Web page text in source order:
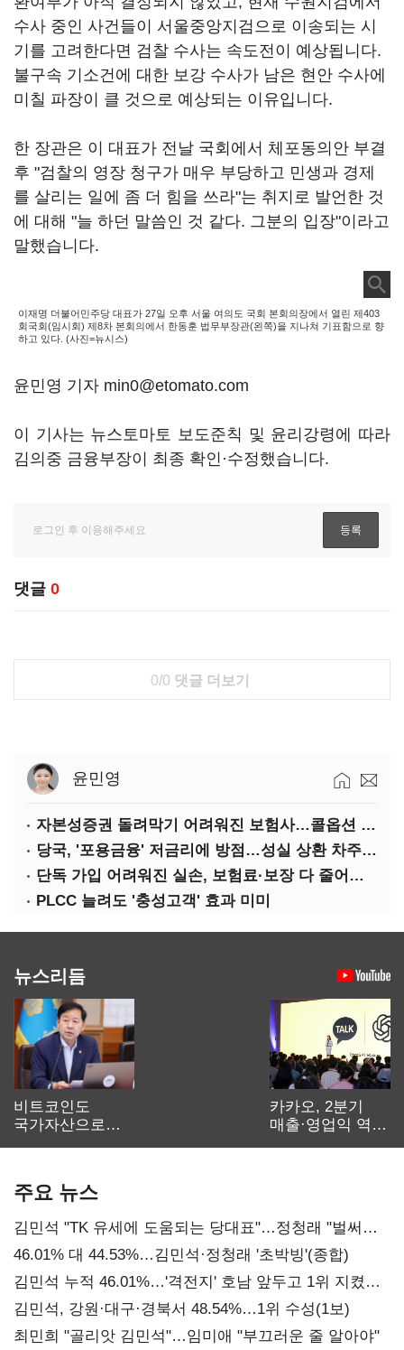
수사 중인 사건들이 서울중앙지검으로 이송되는 시
기를 고려한다면 검찰 수사는 속도전이 예상됩니다.
불구속 기소건에 대한 보강 수사가 남은 현안 수사에
미칠 파장이 클 것으로 예상되는 이유입니다.
한 장관은 이 대표가 전날 국회에서 체포동의안 부결
후 "검찰의 영장 청구가 매우 부당하고 민생과 경제
를 살리는 일에 좀 더 힘을 쓰라"는 취지로 발언한 것
에 대해 "늘 하던 말씀인 것 같다. 그분의 입장"이라고
말했습니다.
이재명 더불어민주당 대표가 27일 오후 서울 여의도 국회 본회의장에서 열린 제403
회국회(임시회) 제8차 본회의에서 한동훈 법무부장관(왼쪽)을 지나쳐 기표함으로 향
하고 있다. (사진=뉴시스)
윤민영 기자 min0@etomato.com
이 기사는 뉴스토마토 보도준칙 및 윤리강령에 따라
김의중 금융부장이 최종 확인·수정했습니다.
댓글 0
0/0 댓글 더보기
윤민영
자본성증권 돌려막기 어려워진 보험사…콜옵션 부담 급증
당국, '포용금융' 저금리에 방점…성실 상환 차주는 '역차별'
단독 가입 어려워진 실손, 보험료·보장 다 줄어든 5세대는?
PLCC 늘려도 '충성고객' 효과 미미
뉴스리듬
비트코인도
국가자산으로…'
카카오, 2분기
매출·영업익 역대
주요 뉴스
김민석 "TK 유세에 도움되는 당대표"…정청래 "벌써
대표된 양 당직 배분"
46.01% 대 44.53%…김민석·정청래 '초박빙'(종합)
김민석 누적 46.01%…'격전지' 호남 앞두고 1위 지켰다
(2보)
김민석, 강원·대구·경북서 48.54%…1위 수성(1보)
최민희 "골리앗 김민석"…임미애 "부끄러운 줄 알아야"